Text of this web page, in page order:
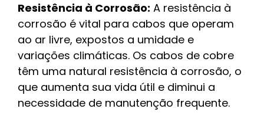
Resistência à Corrosão: A resistência à
corrosão é vital para cabos que operam
ao ar livre, expostos a umidade e
variações climáticas. Os cabos de cobre
têm uma natural resistência à corrosão, o
que aumenta sua vida útil e diminui a
necessidade de manutenção frequente.